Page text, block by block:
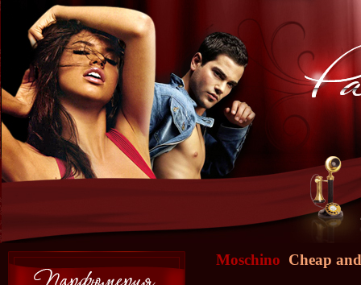
Moschino Cheap